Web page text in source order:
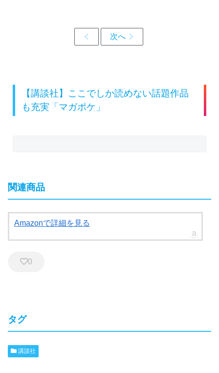
【講談社】ここでしか読めない話題作品
も充実「マガポケ」
関連商品
Amazonで詳細を見る
0
タグ
講談社